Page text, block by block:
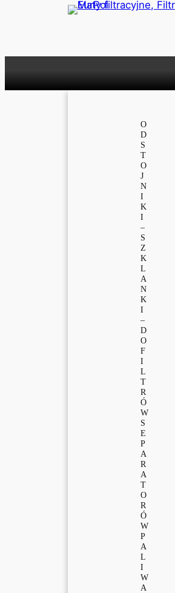
O
D
S
T
O
J
N
I
K
I
–
S
Z
K
L
A
N
K
I
–
D
O
F
I
L
T
R
Ó
W
S
E
P
A
R
A
T
O
R
Ó
W
P
A
L
I
W
A